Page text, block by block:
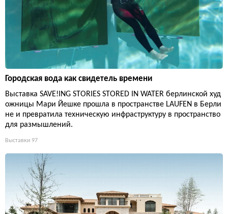
Городская вода как свидетель времени
Выставка SAVE!ING STORIES STORED IN WATER берлинской худ
ожницы Мари Йешке прошла в пространстве LAUFEN в Берли
не и превратила техническую инфраструктуру в пространство
для размышлений.
Выставки 97